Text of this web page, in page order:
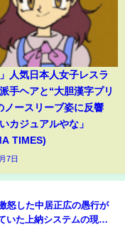
」人気日本人女子レスラ
手ヘアと“大胆漢字プリ
ノースリーブ姿に反響
カジュアルやな」
TIMES)
7日
怒した中居正広の愚行が
いた上納システムの現在